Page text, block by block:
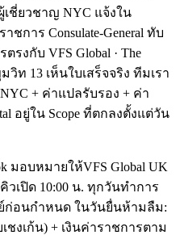
เชี่ยวชาญ NYC แจ้งใน
ชการ Consulate-General ทับ
รงกับ VFS Global · The
วิท 13 เห็นใบเสร็จจริง ทีมเรา
+ ค่าแปลรับรอง + ค่า
อยู่ใน Scope ที่ตกลงตั้งแต่วัน
มอบหมายให้VFS Global UK
วเปิด 10:00 น. ทุกวันทำการ
ก่อนกำหนด ในวันยื่นห้ามลืม:
งเก้น) + เงินค่าราชการตาม